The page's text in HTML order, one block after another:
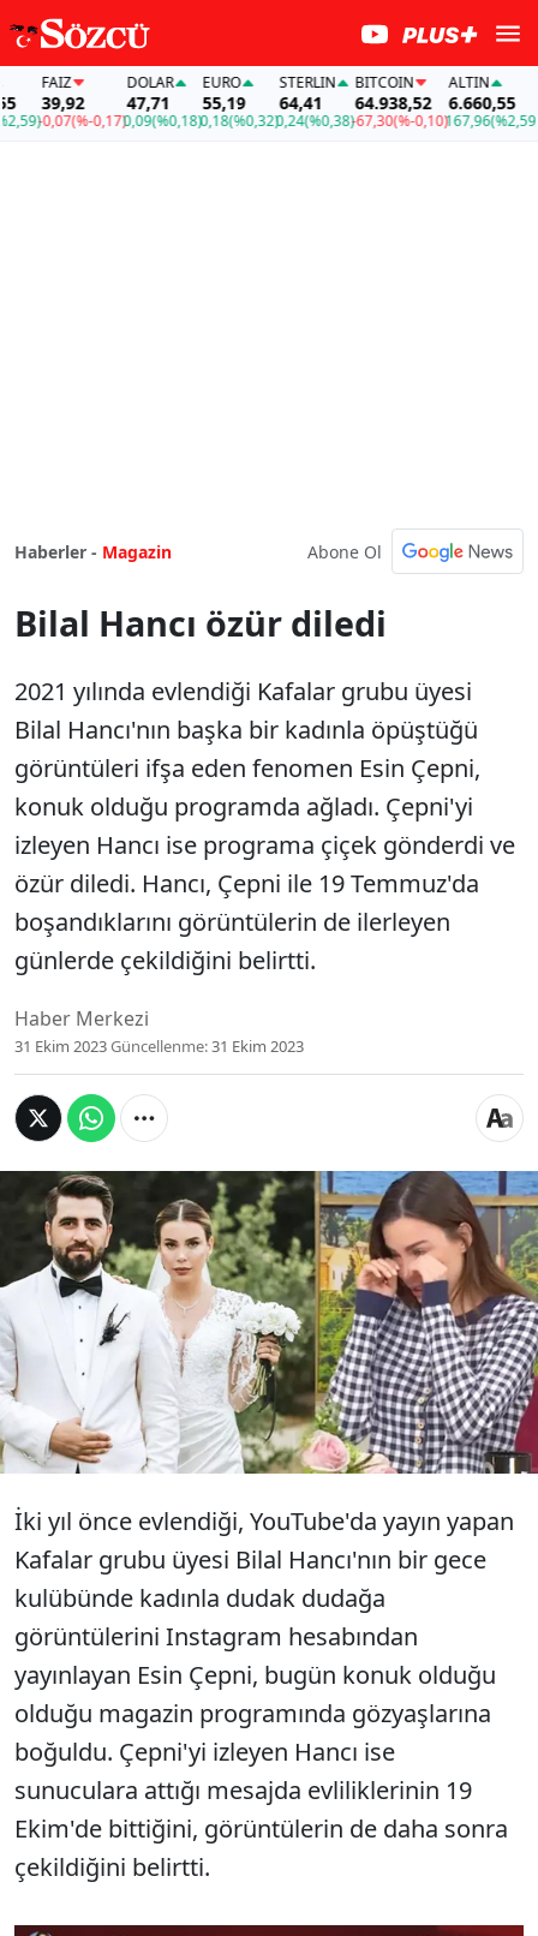
FAİZ
39,92
-0,07(%-0,17)
DOLAR
47,71
0,09(%0,18)
EURO
55,19
0,18(%0,32)
STERLIN
64,41
0,24(%0,38)
BITCOIN
64.938,52
-67,30(%-0,10)
ALTIN
6.660,55
167,96(%2,59)-
Haberler - Magazin Abone Ol
Bilal Hancı özür diledi
2021 yılında evlendiği Kafalar grubu üyesi
Bilal Hancı'nın başka bir kadınla öpüştüğü
görüntüleri ifşa eden fenomen Esin Çepni,
konuk olduğu programda ağladı. Çepni'yi
izleyen Hancı ise programa çiçek gönderdi ve
özür diledi. Hancı, Çepni ile 19 Temmuz'da
boşandıklarını görüntülerin de ilerleyen
günlerde çekildiğini belirtti.
Haber Merkezi
31 Ekim 2023Güncellenme:31 Ekim 2023
2021 yılında evlendiği Kafalar grubu üyesi Bilal
Hancı'nın başka bir kadınla öpüştüğü görüntüleri
ifşa eden fenomen Esin Çepni, konuk olduğu
programda ağladı. Çepni'yi izleyen Hancı ise
programa çiçek gönderdi ve özür diledi. Hancı,
Çepni ile 19 Temmuz'da boşandıklarını
görüntülerin de ilerleyen günlerde çekildiğini
belirtti.
İki yıl önce evlendiği, YouTube'da yayın yapan
Kafalar grubu üyesi Bilal Hancı'nın bir gece
kulübünde kadınla dudak dudağa
görüntülerini Instagram hesabından
yayınlayan Esin Çepni, bugün konuk olduğu
olduğu magazin programında gözyaşlarına
boğuldu. Çepni'yi izleyen Hancı ise
sunuculara attığı mesajda evliliklerinin 19
Ekim'de bittiğini, görüntülerin de daha sonra
çekildiğini belirtti.